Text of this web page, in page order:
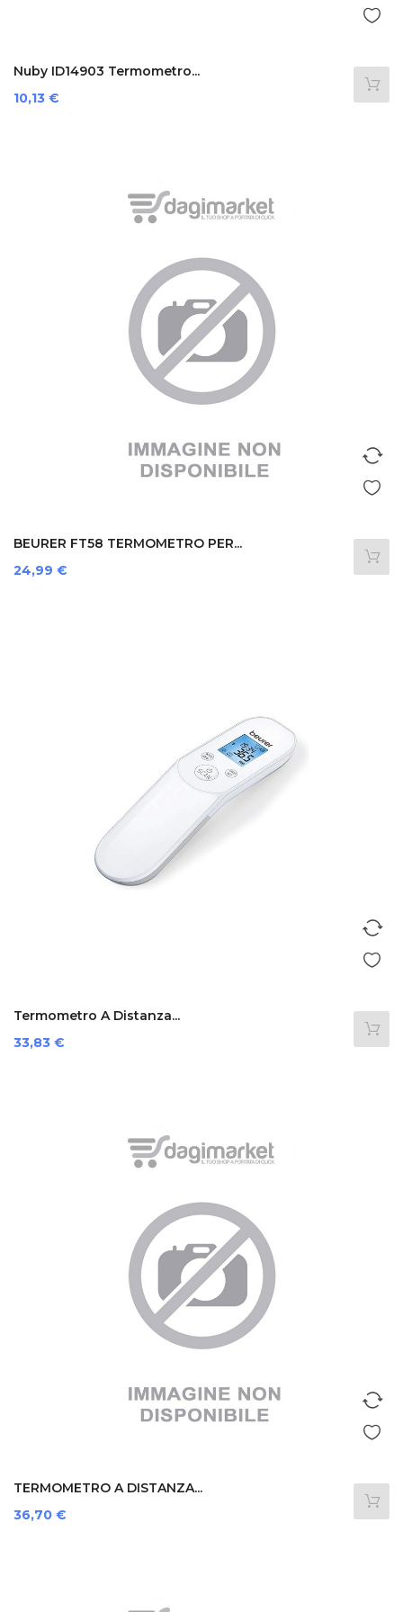
Nuby ID14903 Termometro...
Prezzo
10,13 €
BEURER FT58 TERMOMETRO PER...
Prezzo
24,99 €
Termometro A Distanza...
Prezzo
33,83 €
TERMOMETRO A DISTANZA...
Prezzo
36,70 €